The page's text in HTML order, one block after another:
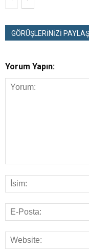
GÖRÜŞLERİNİZİ
Yorum Yapın: